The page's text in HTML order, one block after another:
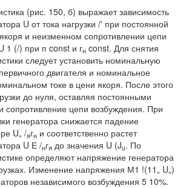
(рис. 150, б) выражает зависимость
U от тока нагрузки /' при постоянной
и неизменном сопротивлении цепи
1 (/) при п const и гн const. Для снятия
следует установить номинальную
двигателя и номинальное
токе в цени якоря. После этого
до нуля, оставляя постоянными
сопротивление цепи возбуждения. При
генератора снижается падение
U„ /ягн и соответственно растет
U Е /нгя до значения U (Ju. По
определяют напряжение генератора
Изменение напряжения М1 !(11„ U„)
независимого возбуждения 5 10%.